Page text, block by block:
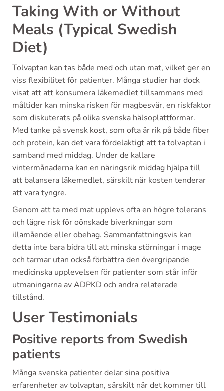
Taking With or Without
Meals (Typical Swedish
Diet)
Tolvaptan kan tas både med och utan mat, vilket ger en
viss flexibilitet för patienter. Många studier har dock
visat att att konsumera läkemedlet tillsammans med
måltider kan minska risken för magbesvär, en riskfaktor
som diskuterats på olika svenska hälsoplattformar.
Med tanke på svensk kost, som ofta är rik på både fiber
och protein, kan det vara fördelaktigt att ta tolvaptan i
samband med middag. Under de kallare
vintermånaderna kan en näringsrik middag hjälpa till
att balansera läkemedlet, särskilt när kosten tenderar
att vara tyngre.
Genom att ta med mat upplevs ofta en högre tolerans
och lägre risk för oönskade biverkningar som
illamående eller obehag. Sammanfattningsvis kan
detta inte bara bidra till att minska störningar i mage
och tarmar utan också förbättra den övergripande
medicinska upplevelsen för patienter som står inför
utmaningarna av ADPKD och andra relaterade
tillstånd.
User Testimonials
Positive reports from Swedish
patients
Många svenska patienter delar sina positiva
erfarenheter av tolvaptan, särskilt när det kommer till